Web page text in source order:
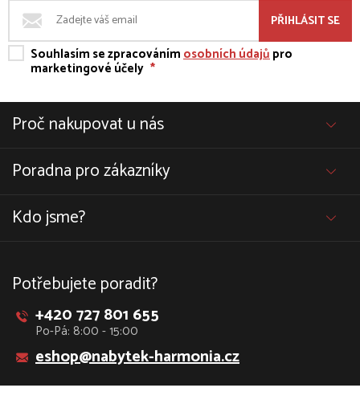
PŘIHLÁSIT SE
Souhlasím se zpracovánímosobních údajůpro
marketingové účely *
Proč nakupovat u nás
Poradna pro zákazníky
Kdo jsme?
Potřebujete poradit?
+420 727 801 655
Po-Pá: 8:00 - 15:00
eshop@nabytek-harmonia.cz